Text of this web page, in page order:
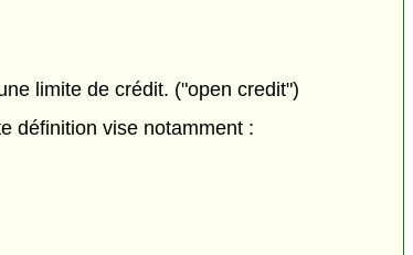
limite de crédit. ("open credit")
définition vise notamment :